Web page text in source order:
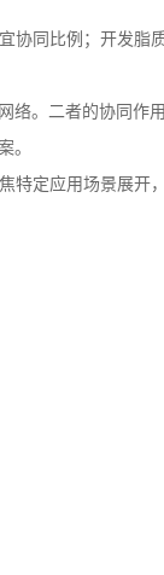
协同比例；开发脂
。二者的协同作
。
定应用场景展开